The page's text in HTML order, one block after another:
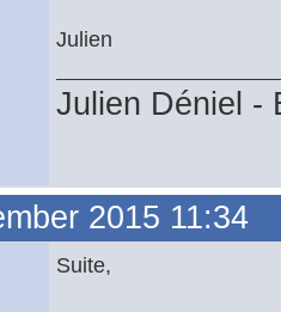
Julien
Julien Déniel -
2015 11:34
Suite,